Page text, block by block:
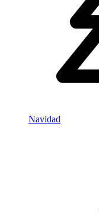
Navidad